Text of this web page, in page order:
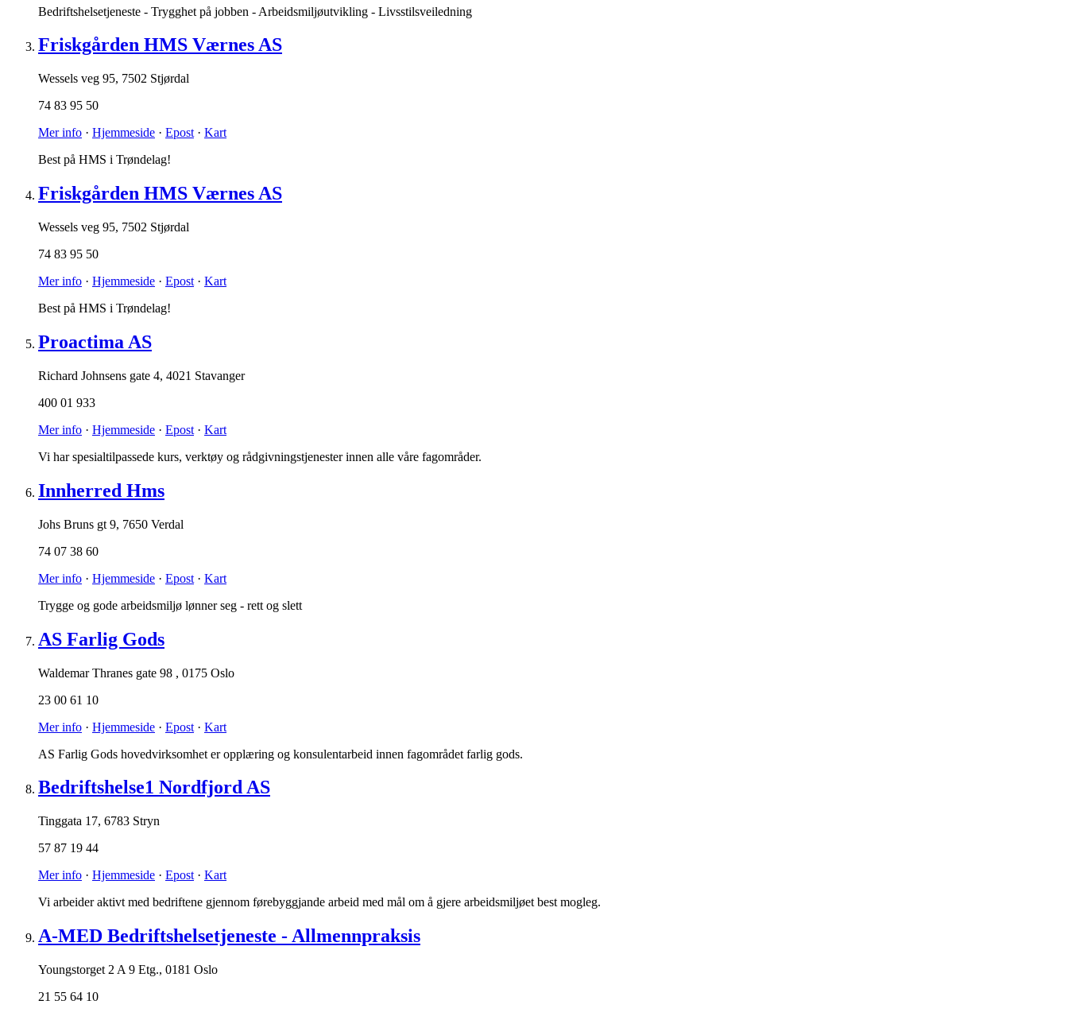
Bedriftshelsetjeneste - Trygghet på jobben - Arbeidsmiljøutvikling - Livsstilsveiledning
Friskgården HMS Værnes AS
Wessels veg 95, 7502 Stjørdal
74 83 95 50
Mer info · Hjemmeside · Epost · Kart
Best på HMS i Trøndelag!
Friskgården HMS Værnes AS
Wessels veg 95, 7502 Stjørdal
74 83 95 50
Mer info · Hjemmeside · Epost · Kart
Best på HMS i Trøndelag!
Proactima AS
Richard Johnsens gate 4, 4021 Stavanger
400 01 933
Mer info · Hjemmeside · Epost · Kart
Vi har spesialtilpassede kurs, verktøy og rådgivningstjenester innen alle våre fagområder.
Innherred Hms
Johs Bruns gt 9, 7650 Verdal
74 07 38 60
Mer info · Hjemmeside · Epost · Kart
Trygge og gode arbeidsmiljø lønner seg - rett og slett
AS Farlig Gods
Waldemar Thranes gate 98 , 0175 Oslo
23 00 61 10
Mer info · Hjemmeside · Epost · Kart
AS Farlig Gods hovedvirksomhet er opplæring og konsulentarbeid innen fagområdet farlig gods.
Bedriftshelse1 Nordfjord AS
Tinggata 17, 6783 Stryn
57 87 19 44
Mer info · Hjemmeside · Epost · Kart
Vi arbeider aktivt med bedriftene gjennom førebyggjande arbeid med mål om å gjere arbeidsmiljøet best mogleg.
A-MED Bedriftshelsetjeneste - Allmennpraksis
Youngstorget 2 A 9 Etg., 0181 Oslo
21 55 64 10